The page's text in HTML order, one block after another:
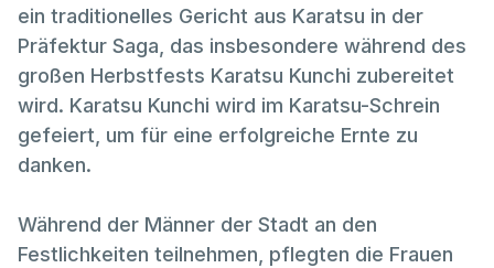
ein traditionelles Gericht aus Karatsu in der
Präfektur Saga, das insbesondere während des
großen Herbstfests Karatsu Kunchi zubereitet
wird. Karatsu Kunchi wird im Karatsu-Schrein
gefeiert, um für eine erfolgreiche Ernte zu
danken.
Während der Männer der Stadt an den
Festlichkeiten teilnehmen, pflegten die Frauen